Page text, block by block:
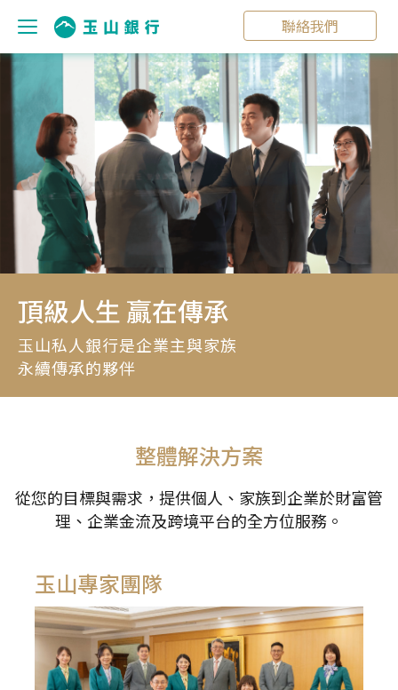
聯絡我們
頂級人生 贏在傳承
玉山私人銀行是企業主與家族
永續傳承的夥伴
整體解決方案
從您的目標與需求，提供個人、家族到企業於財富管
理、企業金流及跨境平台的全方位服務。
玉山專家團隊